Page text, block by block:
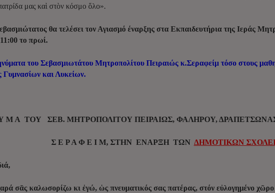
μας καὶ στὸν κόσμο ὅλο».
θα τελέσει τον Αγιασμό έναρξης στα Εκπαιδευτήρια της Ιεράς
το πρωί.
του Σεβασμιωτάτου Μητροπολίτου Πειραιώς κ.Σεραφείμ τόσο στους
Γυμνασίων και Λυκείων.
Μ Α ΤΟΥ ΣΕΒ. ΜΗΤΡΟΠΟΛΙΤΟΥ ΠΕΙΡΑΙΩΣ, ΦΑΛΗΡΟΥ,
Σ Ε Ρ Α Φ Ε Ι Μ, ΣΤΗΝ ΕΝΑΡΞΗ ΤΩΝ ΔΗΜΟΤΙΚΩΝ
σᾶς καλωσορίζω κι ἐγώ, ὡς πνευματικός σας πατέρας, στόν εὐλογημένο